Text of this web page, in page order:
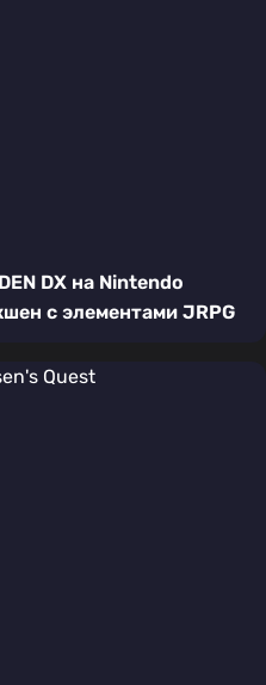
DX на Nintendo
с элементами JRPG